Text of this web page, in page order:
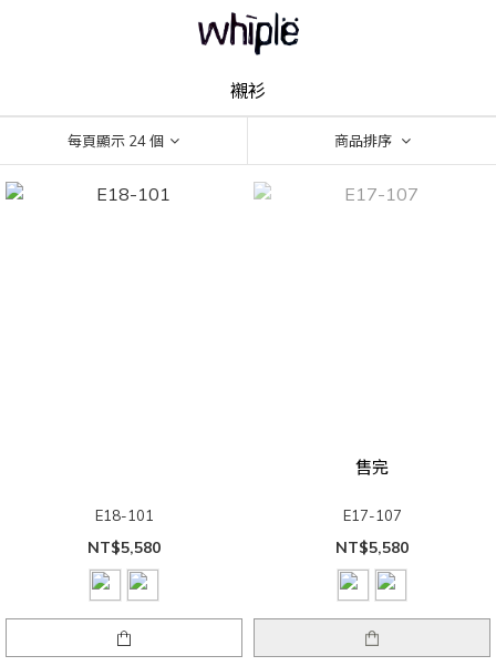
襯衫
每頁顯示 24 個 商品排序
E18-101
NT$5,580
售完
E17-107
NT$5,580